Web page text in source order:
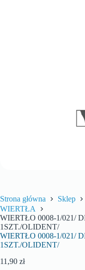
Strona główna Sklep
WIERTŁA
WIERTŁO 0008-1/021/
1SZT./OLIDENT/
WIERTŁO 0008-1/021/
1SZT./OLIDENT/
11,90 zł